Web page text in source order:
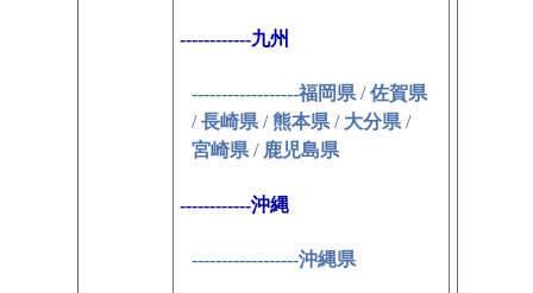
------------九州
------------------福岡県 /佐賀県
/長崎県 /熊本県 / 大分県 /
宮崎県 / 鹿児島県
------------沖縄
------------------沖縄県